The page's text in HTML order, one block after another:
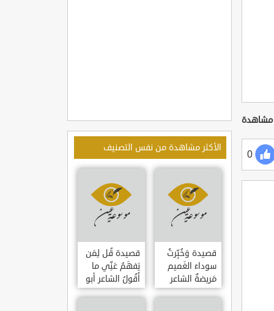
0
الأكثر مشاهدة من نفس التصنيف
قصيدة وَخُبِّرتُ
سوداءَ الغَميم
مَريضةٌ الشاعر
العوام بن عقبة
قصيدة قُل لِمَن
يَفهَمُ عَنِّي ما
أَقُولُ الشاعر أبو
حامد الغزالي